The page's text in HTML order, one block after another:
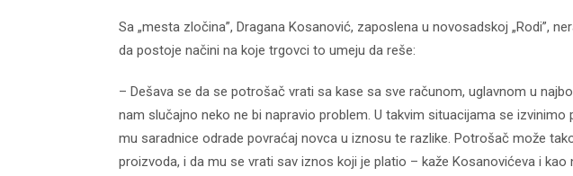
Sa „mesta zločina”, Dragana Kosanović, zaposlena u novosadskoj „Rodi”,
da postoje načini na koje trgovci to umeju da reše:
– Dešava se da se potrošač vrati sa kase sa sve računom, uglavnom u
nam slučajno neko ne bi napravio problem. U takvim situacijama se
mu saradnice odrade povraćaj novca u iznosu te razlike. Potrošač može
proizvoda, i da mu se vrati sav iznos koji je platio – kaže Kosanovićeva i